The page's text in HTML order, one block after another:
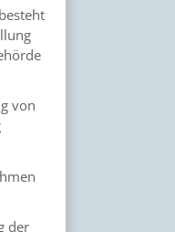
von
der